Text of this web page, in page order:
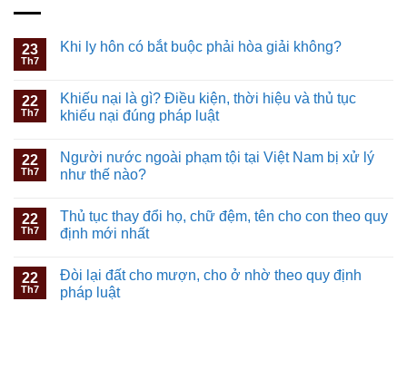
23
Th7
Khi ly hôn có bắt buộc phải hòa giải không?
22
Th7
Khiếu nại là gì? Điều kiện, thời hiệu và thủ tục
khiếu nại đúng pháp luật
22
Th7
Người nước ngoài phạm tội tại Việt Nam bị xử lý
như thế nào?
22
Th7
Thủ tục thay đổi họ, chữ đệm, tên cho con theo quy
định mới nhất
22
Th7
Đòi lại đất cho mượn, cho ở nhờ theo quy định
pháp luật